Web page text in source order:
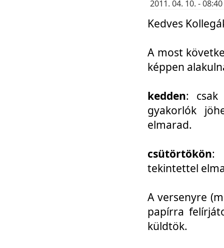
2011. 04. 10. -
Kedves
A most
képpen
kedden: csak
gyakorlók
elmarad.
csütörtökön:
tekintettel
A versenyre
papírra
küldtök.